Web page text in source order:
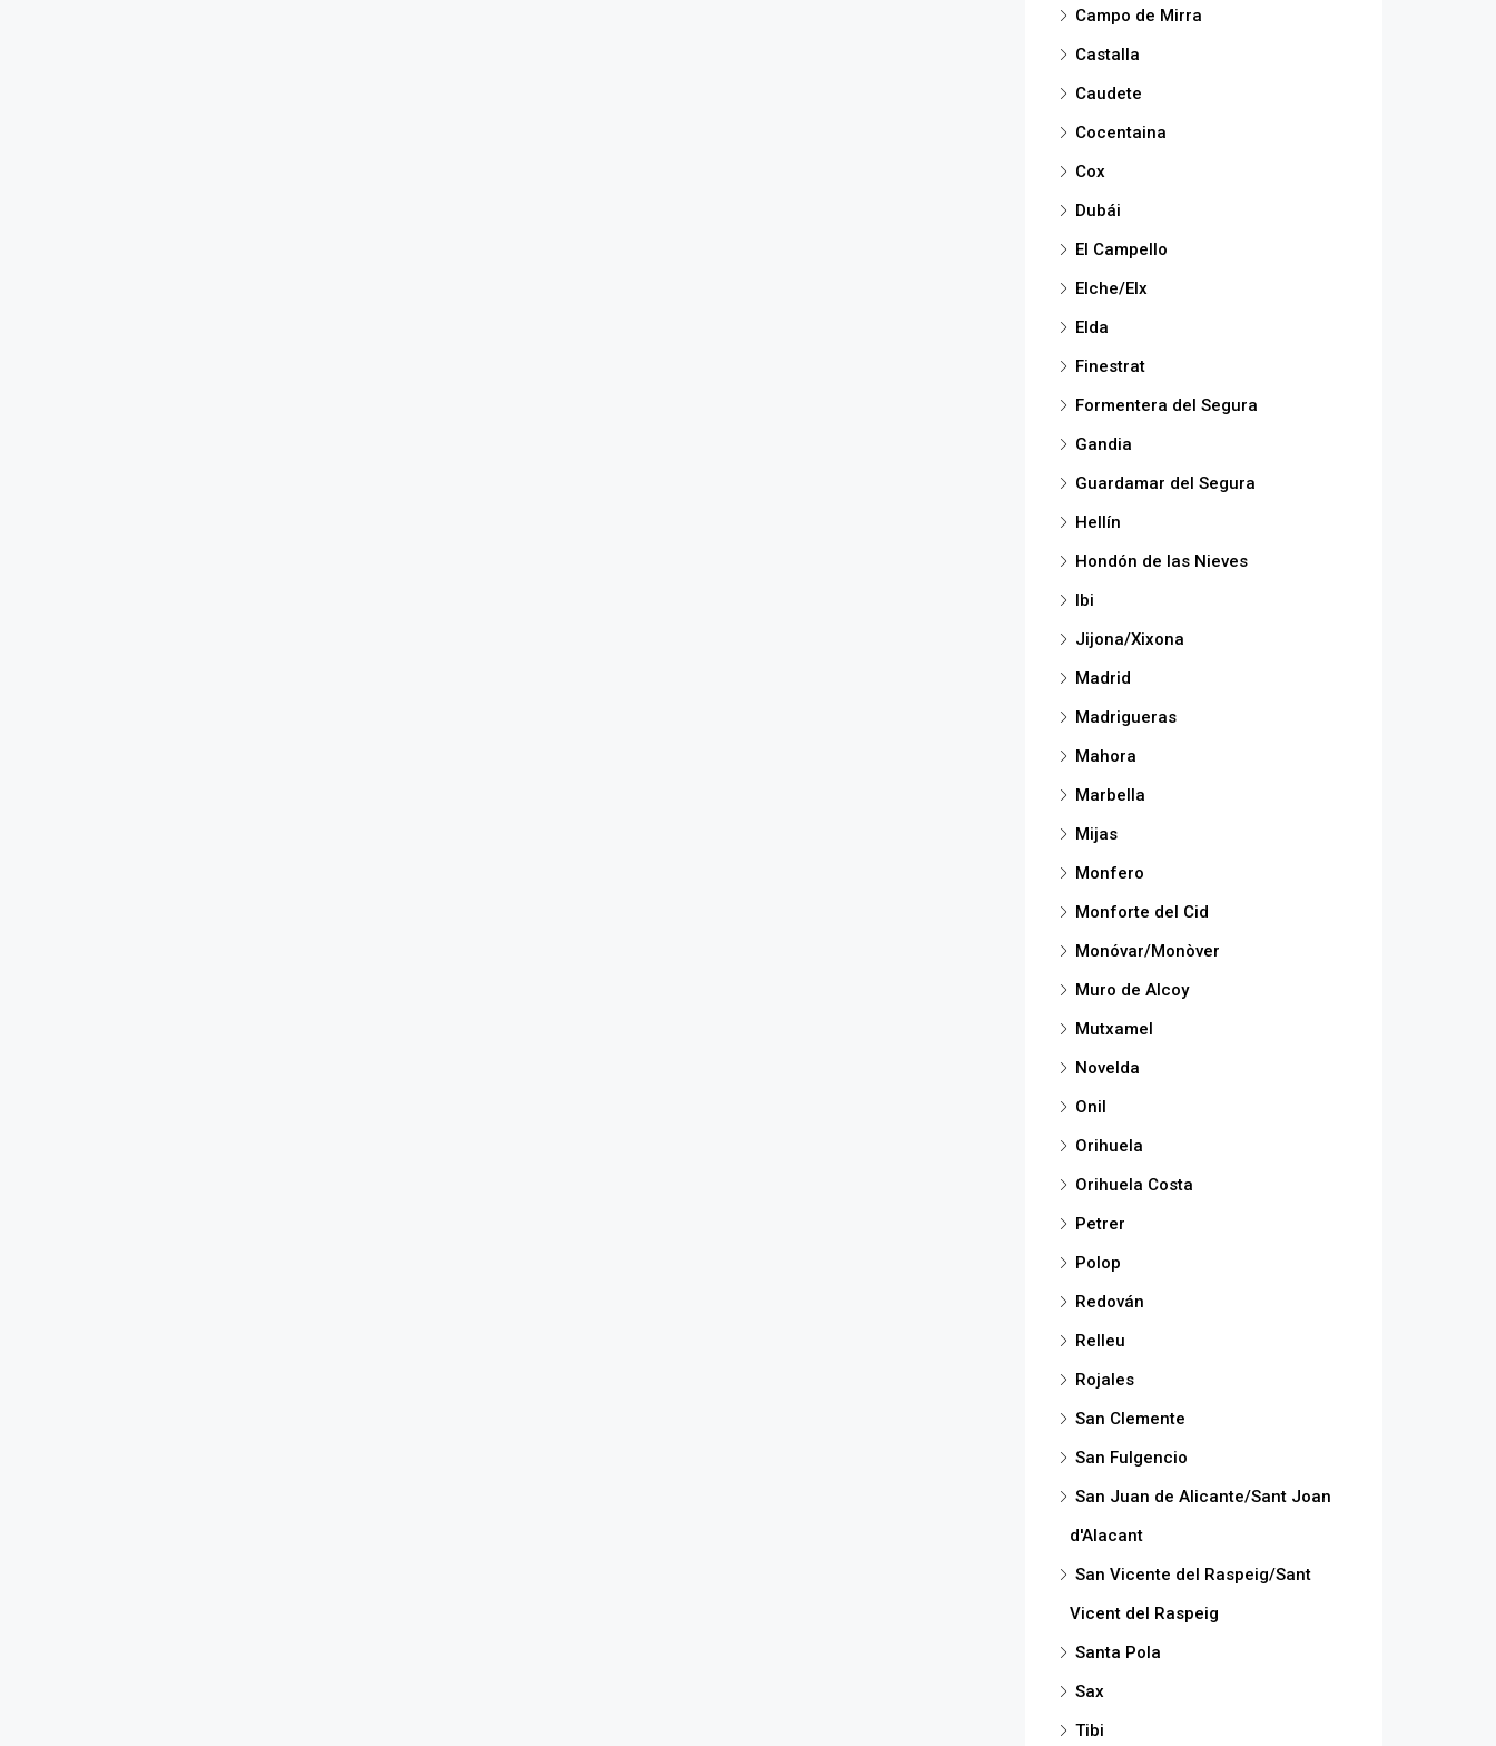
Campo de Mirra
Castalla
Caudete
Cocentaina
Cox
Dubái
El Campello
Elche/Elx
Elda
Finestrat
Formentera del Segura
Gandia
Guardamar del Segura
Hellín
Hondón de las Nieves
Ibi
Jijona/Xixona
Madrid
Madrigueras
Mahora
Marbella
Mijas
Monfero
Monforte del Cid
Monóvar/Monòver
Muro de Alcoy
Mutxamel
Novelda
Onil
Orihuela
Orihuela Costa
Petrer
Polop
Redován
Relleu
Rojales
San Clemente
San Fulgencio
San Juan de Alicante/Sant Joan
d'Alacant
San Vicente del Raspeig/Sant
Vicent del Raspeig
Santa Pola
Sax
Tibi